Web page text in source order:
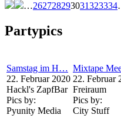
…262728293031323334
Partypics
Samstag im H…
22. Februar 2020
Hackl's ZapfBar
Pics by:
Pyunity Media
Mixtape
22. Februar
Freiraum
Pics by:
City Stuff